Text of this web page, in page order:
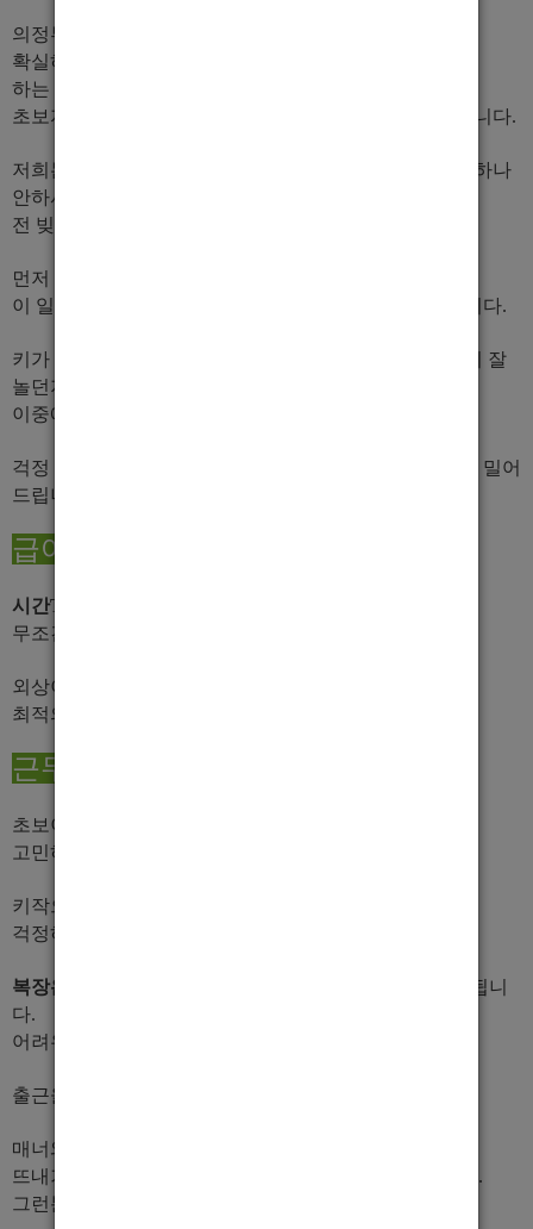
의정부에서
확실하게 키워 드리겠습니다.
하는 만큼 벌어가는거라고 생각합니다.
초보자도 괜찮구요, 휴학생아르바이트생 또한 가능하답니다.
저희는 돈 관계로 절대 장난 안치니까 그런 부분은 걱정 하나
안하셔도 됩니다.
전 빚이 없으니까여.
먼저
이 일이 초이스로 먹고 사는일이라 일단 얼굴이 중요합니다.
키가 크던지 몸이 좋던지 노래를 잘하던지 말빨이 좋던지 잘
놀던지 뭔가 꽃히는 매력이 있는지
이중에 몇가지만 되도 돈 많이 벌어가요 ^^
걱정 마시고 성실하게 열심히 하신다고 해주시면 무조건 밀어
드립니다.
급여안내
시간TC 35,000
무조건 당일지급! 소수점 까지 확실히 지급!
외상이 없어 장타손님이 있어도 부담 없으실 겁니다.
최적의 조건에서 일할수 있으니 목표금액 정해서 오셔요
근무안내
초보이신분들 다 알려 드리겠습니다.
고민하지 마시고 오세요.
키작으신분들 깔창 이용하시면 됩니다.
걱정하지 마세요.
복장은 자율복장 !
자신에게 잘어울리는 옷으로 오시면 됩니
다.
어려우시면
출근을 잘하시는 분들이 돈 더 많이 벌어가신답니다 ^^
매너와 근무태도가 정말 중요합니다.
뜨내기나 자기 잘난맛에 일하는 사람들은 딱보면 보여요.
그런분들은 그냥 다시 보냅니다.